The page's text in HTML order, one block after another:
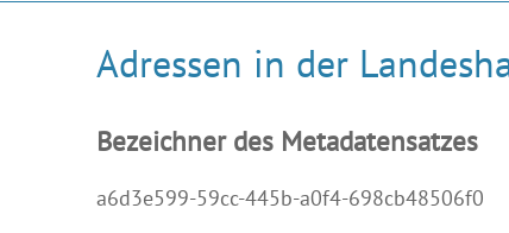
Adressen in der
Bezeichner des Metadatensatzes
a6d3e599-59cc-445b-a0f4-698cb48506f0